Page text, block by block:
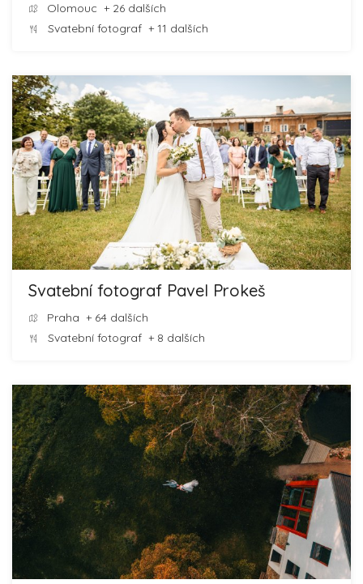
Olomouc + 26 dalších
Svatební fotograf + 11 dalších
Svatební fotograf Pavel Prokeš
Praha + 64 dalších
Svatební fotograf + 8 dalších